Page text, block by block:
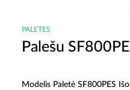
PALETES
Palešu
Modelis Paletė SF800PES